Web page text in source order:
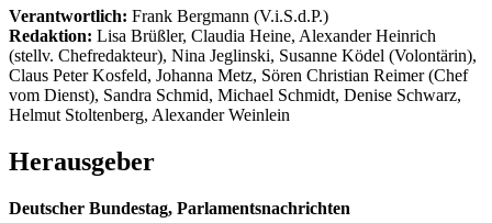
Verantwortlich: Frank Bergmann (V.i.S.d.P.)
Redaktion: Lisa Brüßler, Claudia Heine, Alexander Heinrich
(stellv. Chefredakteur), Nina Jeglinski, Susanne Ködel (Volontärin),
Claus Peter Kosfeld, Johanna Metz, Sören Christian Reimer (Chef
vom Dienst), Sandra Schmid, Michael Schmidt, Denise Schwarz,
Helmut Stoltenberg, Alexander Weinlein
Herausgeber
Deutscher Bundestag, Parlamentsnachrichten